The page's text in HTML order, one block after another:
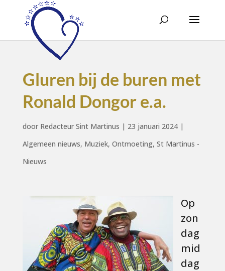
Gluren bij de buren met
Ronald Dongor e.a.
door Redacteur Sint Martinus | 23 januari 2024|
Algemeen nieuws, Muziek, Ontmoeting, St Martinus -
Nieuws
Op
zon
dag
mid
dag